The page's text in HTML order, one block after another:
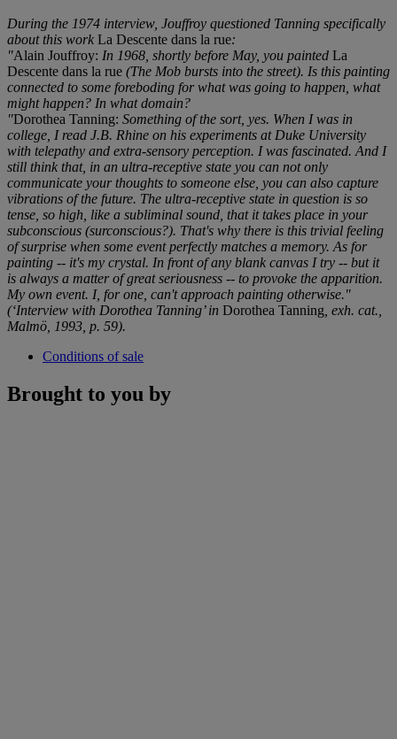
During the 1974 interview, Jouffroy questioned Tanning specifically
about this work La Descente dans la rue:
"Alain Jouffroy: In 1968, shortly before May, you painted La
Descente dans la rue (The Mob bursts into the street). Is this painting
connected to some foreboding for what was going to happen, what
might happen? In what domain?
"Dorothea Tanning: Something of the sort, yes. When I was in
college, I read J.B. Rhine on his experiments at Duke University
with telepathy and extra-sensory perception. I was fascinated. And I
still think that, in an ultra-receptive state you can not only
communicate your thoughts to someone else, you can also capture
vibrations of the future. The ultra-receptive state in question is so
tense, so high, like a subliminal sound, that it takes place in your
subconscious (surconscious?). That's why there is this trivial feeling
of surprise when some event perfectly matches a memory. As for
painting -- it's my crystal. In front of any blank canvas I try -- but it
is always a matter of great seriousness -- to provoke the apparition.
My own event. I, for one, can't approach painting otherwise."
(‘Interview with Dorothea Tanning’ in Dorothea Tanning , exh. cat.,
Malmö, 1993, p. 59).
Conditions of sale
Brought to you by